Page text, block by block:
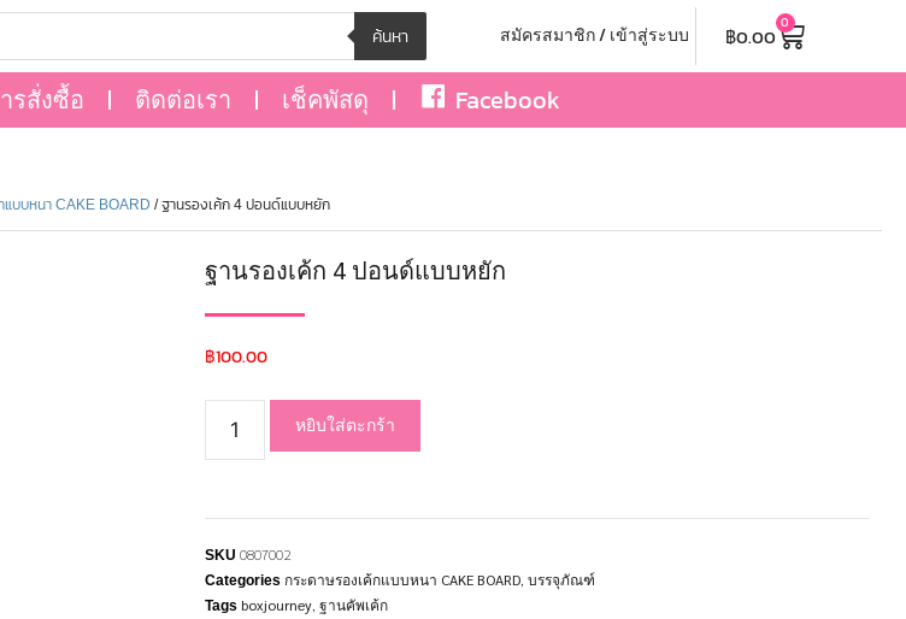
ค้นหา สมัครสมาชิก / เข้าสู่ระบบ ฿0.00 0
รสั่งซื้อ ติดต่อเรา เช็คพัสดุ Facebook
แบบหนา CAKE BOARD / ฐานรองเค้ก 4 ปอนด์แบบหยัก
ฐานรองเค้ก 4 ปอนด์แบบหยัก
฿100.00
หยิบใส่ตะกร้า
SKU 0807002
Categories กระดาษรองเค้กแบบหนา CAKE BOARD, บรรจุภัณฑ์
Tags boxjourney, ฐานคัพเค้ก